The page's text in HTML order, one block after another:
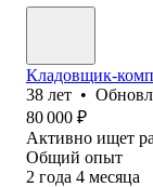
Кладовщик-
38 лет •
80 000 ₽
Активно ищет
Общий опыт
2 года 4 месяца